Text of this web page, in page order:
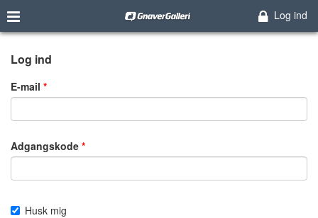
Log ind
Log ind
E-mail
Adgangskode
Husk mig